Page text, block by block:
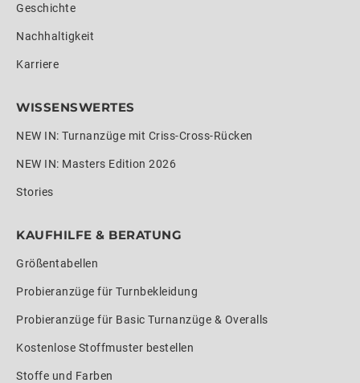
Geschichte
Nachhaltigkeit
Karriere
WISSENSWERTES
NEW IN: Turnanzüge mit Criss-Cross-Rücken
NEW IN: Masters Edition 2026
Stories
KAUFHILFE & BERATUNG
Größentabellen
Probieranzüge für Turnbekleidung
Probieranzüge für Basic Turnanzüge & Overalls
Kostenlose Stoffmuster bestellen
Stoffe und Farben